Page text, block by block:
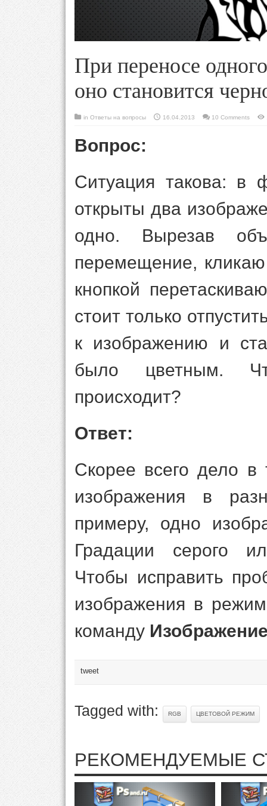
При переносе
оно становится
in Ответы на вопросы 16.04.2013 10 Comments
Вопрос:
Ситуация такова: в
открыты два
одно. Вырезав
перемещение,
кнопкой
стоит только
к изображению и
было цветным.
происходит?
Ответ:
Скорее всего дело
изображения в
примеру, одно
Градации серого
Чтобы исправить
изображения в
команду
tweet
Tagged with: RGB ЦВЕТОВОЙ РЕЖИМ
РЕКОМЕНДУЕМЫЕ